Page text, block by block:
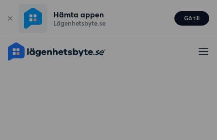
Hämta appen
Lägenhetsbyte.se
Gå till